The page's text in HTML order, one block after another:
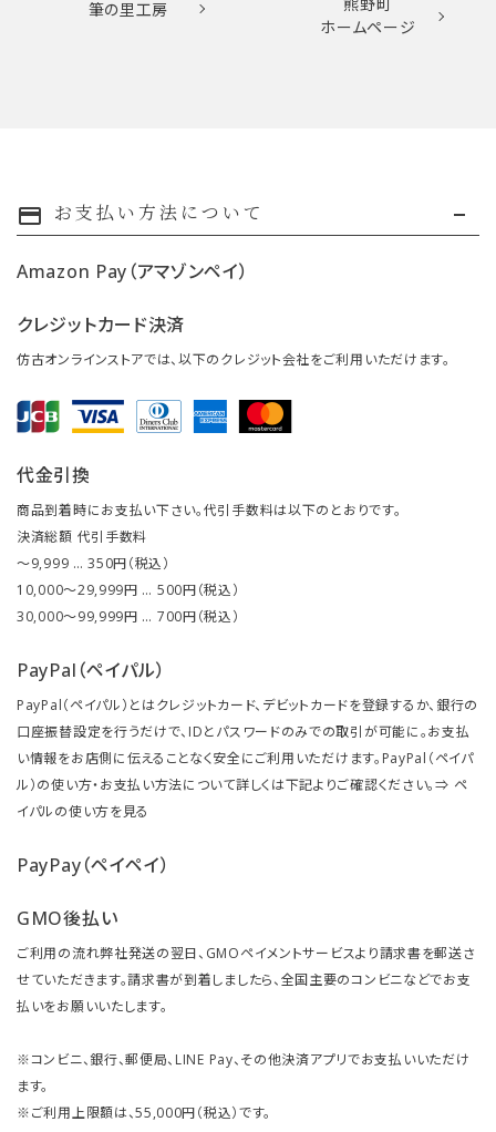
筆の里工房
熊野町
ホームページ
payment お支払い方法について
Amazon Pay（アマゾンペイ）
クレジットカード決済
仿古オンラインストアでは、以下のクレジット会社をご利用いただけます。
代金引換
商品到着時にお支払い下さい。代引手数料は以下のとおりです。
決済総額 代引手数料
～9,999 … 350円（税込）
10,000～29,999円 … 500円（税込）
30,000～99,999円 … 700円（税込）
PayPal（ペイパル）
PayPal（ペイパル）とはクレジットカード、デビットカードを登録するか、銀行の
口座振替設定を行うだけで、IDとパスワードのみでの取引が可能に。お支払
い情報をお店側に伝えることなく安全にご利用いただけます。PayPal（ペイパ
ル）の使い方・お支払い方法について詳しくは下記よりご確認ください。⇒ ペ
イパルの使い方を見る
PayPay（ペイペイ）
GMO後払い
ご利用の流れ弊社発送の翌日、GMOペイメントサービスより請求書を郵送さ
せていただきます。請求書が到着しましたら、全国主要のコンビニなどでお支
払いをお願いいたします。
※コンビニ、銀行、郵便局、LINE Pay、その他決済アプリでお支払いいただけ
ます。
※ご利用上限額は、55,000円（税込）です。